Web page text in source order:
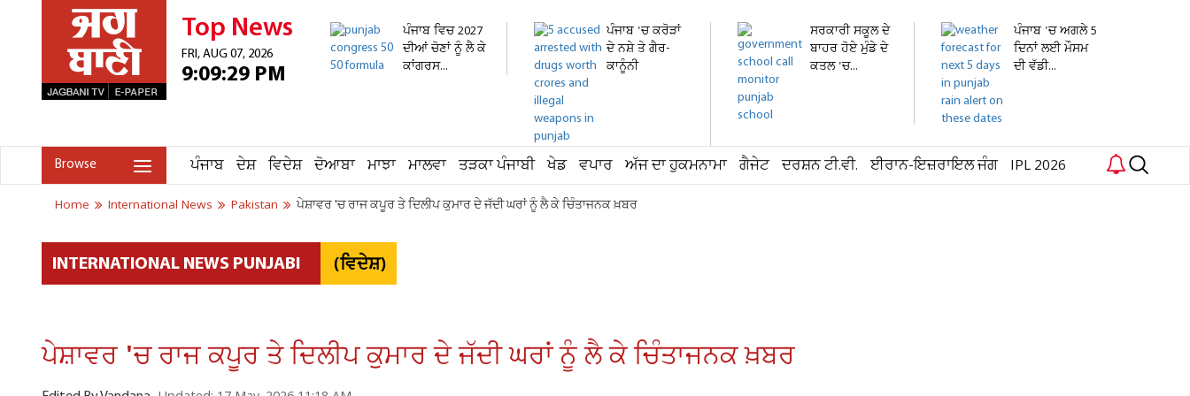
Top News
FRI, AUG 07, 2026
9:09:29 PM
ਪੰਜਾਬ ਵਿਚ 2027
ਦੀਆਂ ਚੋਣਾਂ ਨੂੰ ਲੈ ਕੇ
ਕਾਂਗਰਸ...
ਪੰਜਾਬ 'ਚ ਕਰੋੜਾਂ
ਦੇ ਨਸ਼ੇ ਤੇ ਗੈਰ-
ਕਾਨੂੰਨੀ
ਸਰਕਾਰੀ ਸਕੂਲ ਦੇ
ਬਾਹਰ ਹੋਏ ਮੁੰਡੇ ਦੇ
ਕਤਲ 'ਚ...
ਪੰਜਾਬ 'ਚ ਅਗਲੇ 5
ਦਿਨਾਂ ਲਈ ਮੌਸਮ
ਦੀ ਵੱਡੀ...
Browse ਪੰਜਾਬ ਦੇਸ਼ ਵਿਦੇਸ਼ ਦੋਆਬਾ ਮਾਝਾ ਮਾਲਵਾ ਤੜਕਾ ਪੰਜਾਬੀ ਖੇਡ ਵਪਾਰ ਅੱਜ ਦਾ ਹੁਕਮਨਾਮਾ ਗੈਜੇਟ ਦਰਸ਼ਨ ਟੀ.ਵੀ. ਈਰਾਨ-ਇਜ਼ਰਾਇਲ ਜੰਗ IPL 2026
Home International News Pakistan ਪੇਸ਼ਾਵਰ 'ਚ ਰਾਜ ਕਪੂਰ ਤੇ ਦਿਲੀਪ ਕੁਮਾਰ ਦੇ ਜੱਦੀ ਘਰਾਂ ਨੂੰ ਲੈ ਕੇ ਚਿੰਤਾਜਨਕ ਖ਼ਬਰ
INTERNATIONAL NEWS PUNJABI (ਵਿਦੇਸ਼)
ਪੇਸ਼ਾਵਰ 'ਚ ਰਾਜ ਕਪੂਰ ਤੇ ਦਿਲੀਪ ਕੁਮਾਰ ਦੇ ਜੱਦੀ ਘਰਾਂ ਨੂੰ ਲੈ ਕੇ ਚਿੰਤਾਜਨਕ ਖ਼ਬਰ